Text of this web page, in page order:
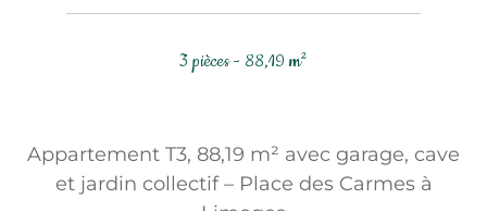
3 pièces - 88,19 m²
Appartement T3, 88,19 m² avec garage, cave
et jardin collectif – Place des Carmes à